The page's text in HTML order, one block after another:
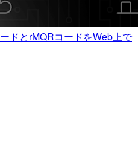
ドとrMQRコードをWeb上で